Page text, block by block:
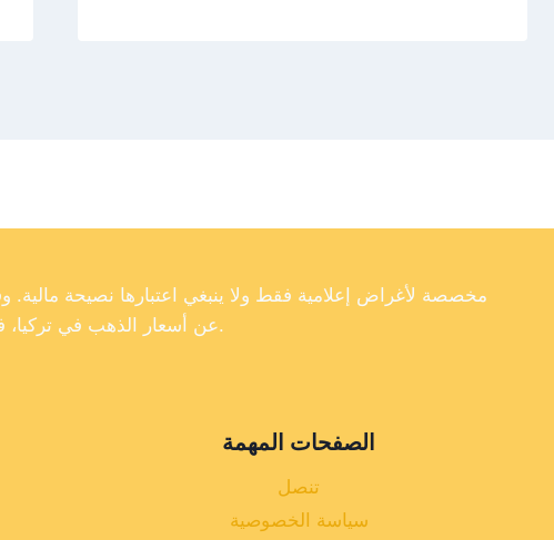
عن أسعار الذهب في تركيا، فإننا لا نضمن دقة أو اكتمال أو موثوقية البيانات الموجودة على موقعنا الإلكتروني.
الصفحات المهمة
تنصل
سياسة الخصوصية